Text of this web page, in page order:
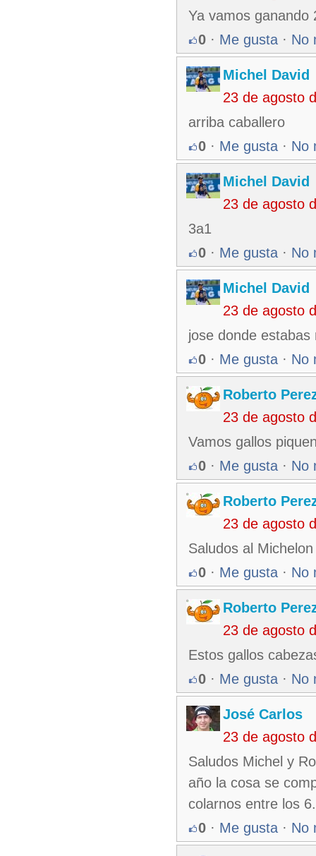
Ya vamos
0 · Me gusta · No
Michel David
23 de agosto
arriba caballero
0 · Me gusta · No
Michel David
23 de agosto
3a1
0 · Me gusta · No
Michel David
23 de agosto
jose donde estabas
0 · Me gusta · No
Roberto
23 de agosto
Vamos gallos
0 · Me gusta · No
Roberto
23 de agosto
Saludos al
0 · Me gusta · No
Roberto
23 de agosto
Estos gallos
0 · Me gusta · No
José Carlos
23 de agosto
Saludos Michel y
año la cosa se
colarnos entre los 6.
0 · Me gusta · No